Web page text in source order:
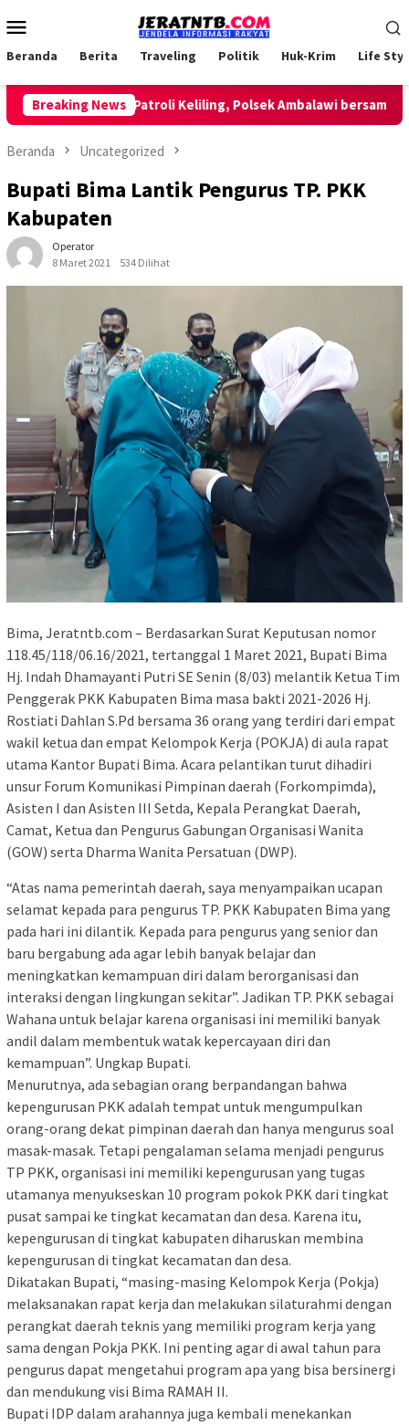
ke
Mobile
Beranda Berita Traveling Politik Huk-Krim Life
Breaking News
Lakukan Patroli Keliling, Polsek Ambalawi bersama TNI
Beranda Uncategorized
Bupati Bima Lantik Pengurus TP. PKK
Kabupaten
Operator
8 Maret 2021
534 Dilihat
Bima, Jeratntb.com – Berdasarkan Surat Keputusan nomor
118.45/118/06.16/2021, tertanggal 1 Maret 2021, Bupati Bima
Hj. Indah Dhamayanti Putri SE Senin (8/03) melantik Ketua Tim
Penggerak PKK Kabupaten Bima masa bakti 2021-2026 Hj.
Rostiati Dahlan S.Pd bersama 36 orang yang terdiri dari empat
wakil ketua dan empat Kelompok Kerja (POKJA) di aula rapat
utama Kantor Bupati Bima. Acara pelantikan turut dihadiri
unsur Forum Komunikasi Pimpinan daerah (Forkompimda),
Asisten I dan Asisten III Setda, Kepala Perangkat Daerah,
Camat, Ketua dan Pengurus Gabungan Organisasi Wanita
(GOW) serta Dharma Wanita Persatuan (DWP).
“Atas nama pemerintah daerah, saya menyampaikan ucapan
selamat kepada para pengurus TP. PKK Kabupaten Bima yang
pada hari ini dilantik. Kepada para pengurus yang senior dan
baru bergabung ada agar lebih banyak belajar dan
meningkatkan kemampuan diri dalam berorganisasi dan
interaksi dengan lingkungan sekitar”. Jadikan TP. PKK sebagai
Wahana untuk belajar karena organisasi ini memiliki banyak
andil dalam membentuk watak kepercayaan diri dan
kemampuan”. Ungkap Bupati.
Menurutnya, ada sebagian orang berpandangan bahwa
kepengurusan PKK adalah tempat untuk mengumpulkan
orang-orang dekat pimpinan daerah dan hanya mengurus soal
masak-masak. Tetapi pengalaman selama menjadi pengurus
TP PKK, organisasi ini memiliki kepengurusan yang tugas
utamanya menyukseskan 10 program pokok PKK dari tingkat
pusat sampai ke tingkat kecamatan dan desa. Karena itu,
kepengurusan di tingkat kabupaten diharuskan membina
kepengurusan di tingkat kecamatan dan desa.
Dikatakan Bupati, “masing-masing Kelompok Kerja (Pokja)
melaksanakan rapat kerja dan melakukan silaturahmi dengan
perangkat daerah teknis yang memiliki program kerja yang
sama dengan Pokja PKK. Ini penting agar di awal tahun para
pengurus dapat mengetahui program apa yang bisa bersinergi
dan mendukung visi Bima RAMAH II.
Bupati IDP dalam arahannya juga kembali menekankan